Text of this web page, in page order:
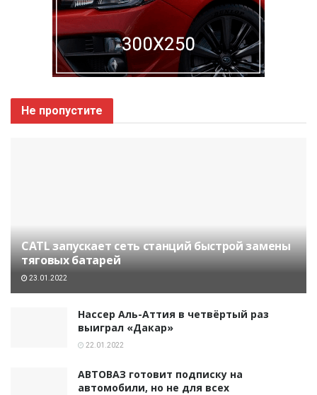
Не пропустите
CATL запускает сеть станций быстрой замены
тяговых батарей
23.01.2022
Нассер Аль-Аттия в четвёртый раз
выиграл «Дакар»
22.01.2022
АВТОВАЗ готовит подписку на
автомобили, но не для всех